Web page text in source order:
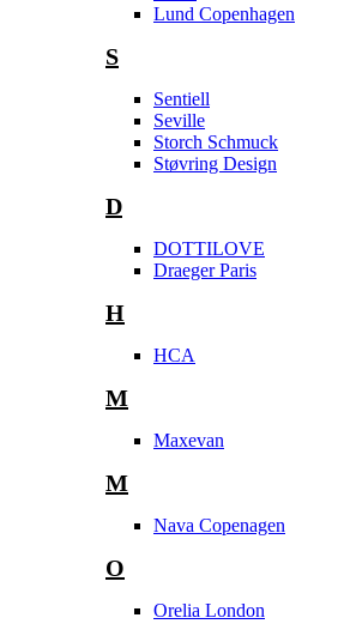
Lund Copenhagen
S
Sentiell
Seville
Storch Schmuck
Støvring Design
D
DOTTILOVE
Draeger Paris
H
HCA
M
Maxevan
M
Nava Copenagen
O
Orelia London